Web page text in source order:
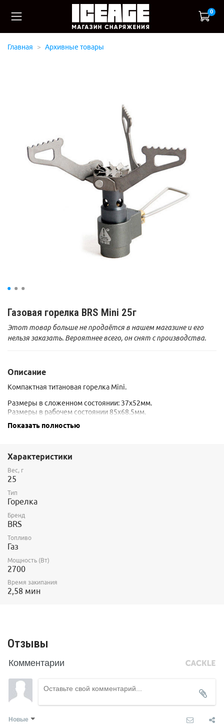
0
Главная Архивные товары
Газовая горелка BRS Mini 25г
Этот товар больше не продаётся в нашем магазине и его
нельзя заказать. Вероятнее всего, он снят с производства.
Описание
Компактная титановая горелка Mini.
Размеры в сложенном состоянии: 37х52мм.
Размеры в рабочем состоянии 85х68.5мм.
- Топливо: Бутан
Показать полностью
Характеристики
Вес, г
25
Тип
Горелка
Бренд
BRS
Топливо
Газ
Мощность (Вт)
2700
Время закипания
2,58 мин
Отзывы
Комментарии
Новые